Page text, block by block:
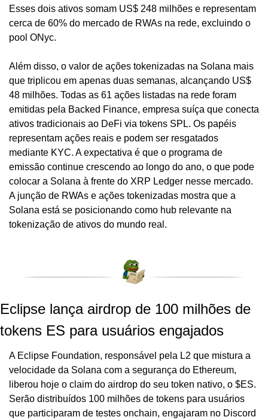
Esses dois ativos somam US$ 248 milhões e representam
cerca de 60% do mercado de RWAs na rede, excluindo o
pool ONyc.
Além disso, o valor de ações tokenizadas na Solana mais
que triplicou em apenas duas semanas, alcançando US$
48 milhões. Todas as 61 ações listadas na rede foram
emitidas pela Backed Finance, empresa suíça que conecta
ativos tradicionais ao DeFi via tokens SPL. Os papéis
representam ações reais e podem ser resgatados
mediante KYC. A expectativa é que o programa de
emissão continue crescendo ao longo do ano, o que pode
colocar a Solana à frente do XRP Ledger nesse mercado.
A junção de RWAs e ações tokenizadas mostra que a
Solana está se posicionando como hub relevante na
tokenização de ativos do mundo real.
Eclipse lança airdrop de 100 milhões de
tokens ES para usuários engajados
A Eclipse Foundation, responsável pela L2 que mistura a
velocidade da Solana com a segurança do Ethereum,
liberou hoje o claim do airdrop do seu token nativo, o $ES.
Serão distribuídos 100 milhões de tokens para usuários
que participaram de testes onchain, engajaram no Discord